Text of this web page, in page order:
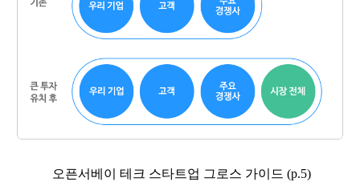
오픈서베이 테크 스타트업 그로스 가이드 (p.5)